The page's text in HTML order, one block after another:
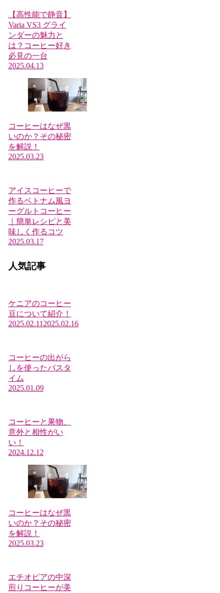
【高性能で静音】
Varia VS3 グライ
ンダーの魅力と
は？コーヒー好き
必見の一台
2025.04.13
コーヒーはなぜ黒
いのか？その秘密
を解説！
2025.03.23
アイスコーヒーで
作るベトナム風ヨ
ーグルトコーヒー
｜簡単レシピと美
味しく作るコツ
2025.03.17
人気記事
ケニアのコーヒー
豆について紹介！
2025.02.11 2025.02.16
コーヒーの出がら
しを使ったバスタ
イム
2025.01.09
コーヒーと果物、
意外と相性がい
い！
2024.12.12
コーヒーはなぜ黒
いのか？その秘密
を解説！
2025.03.23
エチオピアの中深
煎りコーヒーが美